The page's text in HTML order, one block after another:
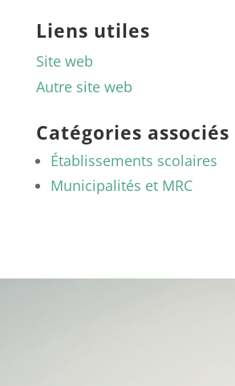
Liens utiles
Site web
Autre site web
Catégories associés
Établissements scolaires
Municipalités et MRC